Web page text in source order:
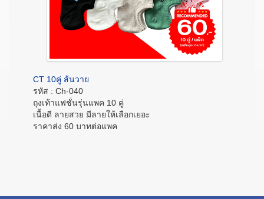
CT 10คู่ ส้นวาย
รหัส : Ch-040
ถุงเท้าแฟชั่นรุ่นแพค 10 คู่
เนื้อดี ลายสวย มีลายให้เลือกเยอะ
ราคาส่ง 60 บาทต่อแพค